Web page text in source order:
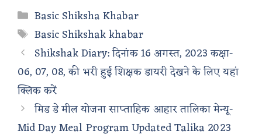
Categories
Basic Shiksha Khabar
Tags
Basic Shikshak khabar
Shikshak Diary: दिनांक 16 अगस्त, 2023 कक्षा-
06, 07, 08, की भरी हुई शिक्षक डायरी देखने के लिए यहां
क्लिक करें
मिड डे मील योजना साप्ताहिक आहार तालिका मेन्यू-
Mid Day Meal Program Updated Talika 2023